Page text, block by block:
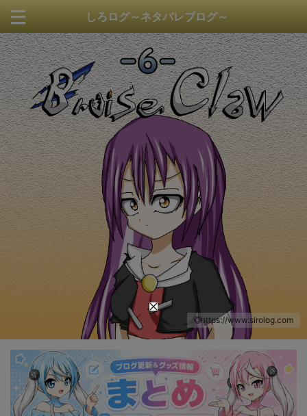
しろログ～ネタバレブログ～
https://www.sirolog.com